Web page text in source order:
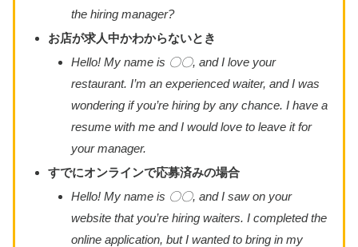
the hiring manager?
お店が求人中かわからないとき
Hello! My name is 〇〇, and I love your
restaurant. I’m an experienced waiter, and I was
wondering if you’re hiring by any chance. I have a
resume with me and I would love to leave it for
your manager.
すでにオンラインで応募済みの場合
Hello! My name is 〇〇, and I saw on your
website that you’re hiring waiters. I completed the
online application, but I wanted to bring in my